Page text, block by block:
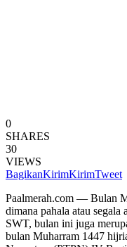
0
SHARES
30
VIEWS
BagikanKirimKirimTweet
Paalmerah.com — Bulan
dimana pahala atau
SWT, bulan ini juga
bulan Muharram 1447